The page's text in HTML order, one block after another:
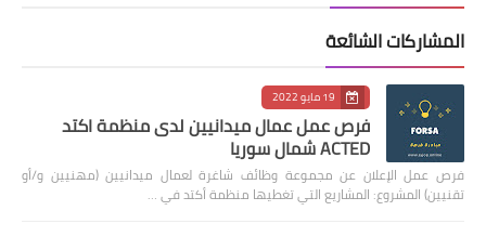
المشاركات الشائعة
19 مايو 2022
فرص عمل عمال ميدانيين لدى منظمة اكتد
ACTED شمال سوريا
فرص عمل الإعلان عن مجموعة وظائف شاغرة لعمال ميدانيين (مهنيين و/أو
تقنيين) المشروع: المشاريع التي تغطيها منظمة أكتد في …